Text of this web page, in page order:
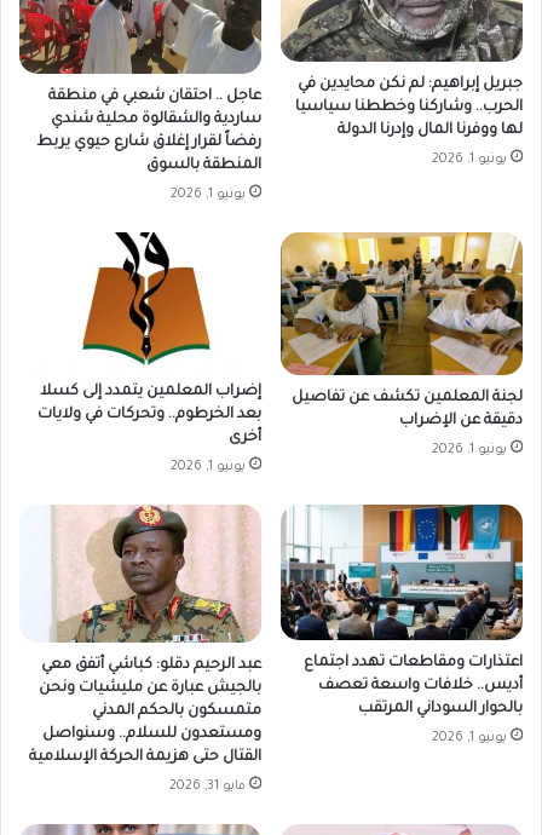
جبريل إبراهيم: لم نكن محايدين في
الحرب.. وشاركنا وخططنا سياسيا
لها ووفرنا المال وإدرنا الدولة
يونيو 1, 2026
عاجل .. احتقان شعبي في منطقة
ساردية والشقالوة محلية شندي
رفضاً لقرار إغلاق شارع حيوي يربط
المنطقة بالسوق
يونيو 1, 2026
لجنة المعلمين تكشف عن تفاصيل
دقيقة عن الإضراب
يونيو 1, 2026
إضراب المعلمين يتمدد إلى كسلا
بعد الخرطوم.. وتحركات في ولايات
أخرى
يونيو 1, 2026
اعتذارات ومقاطعات تهدد اجتماع
أديس.. خلافات واسعة تعصف
بالحوار السوداني المرتقب
يونيو 1, 2026
عبد الرحيم دقلو: كباشي أتفق معي
بالجيش عبارة عن مليشيات ونحن
متمسكون بالحكم المدني
ومستعدون للسلام.. وسنواصل
القتال حتى هزيمة الحركة الإسلامية
مايو 31, 2026